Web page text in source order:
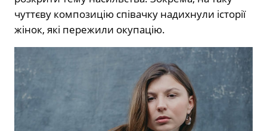
чуттєву композицію співачку надихнули історії
жінок, які пережили окупацію.